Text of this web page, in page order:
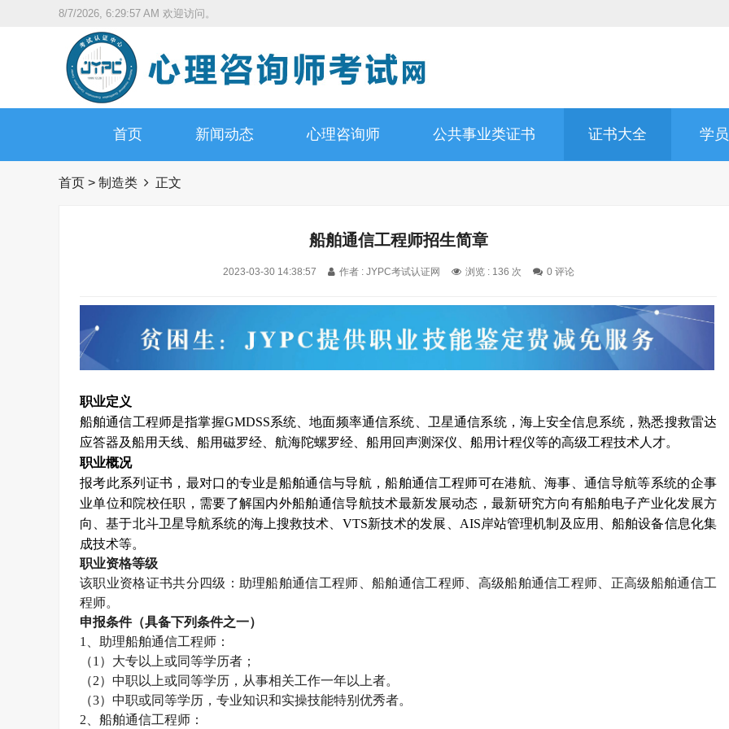
8/7/2026, 6:29:59 AM 欢迎访问。
首页 新闻动态 心理咨询师 公共事业类证书 证书大全 学
首页 > 制造类 正文
船舶通信工程师招生简章
2023-03-30 14:38:57 作者 : JYPC考试认证网 浏览 : 136 次 0 评论
职业定义
船舶通信工程师是指掌握GMDSS系统、地面频率通信系统、卫星通信系统，海上安全信息系统，熟悉搜救雷达
应答器及船用天线、船用磁罗经、航海陀螺罗经、船用回声测深仪、船用计程仪等的高级工程技术人才。
职业概况
报考此系列证书，最对口的专业是船舶通信与导航，船舶通信工程师可在港航、海事、通信导航等系统的企事
业单位和院校任职，需要了解国内外船舶通信导航技术最新发展动态，最新研究方向有船舶电子产业化发展方
向、基于北斗卫星导航系统的海上搜救技术、 VTS新技术的发展、 AIS岸站管理机制及应用、船舶设备信息化集
成技术等。
职业资格等级
该职业资格证书共分四级：助理船舶通信工程师、船舶通信工程师、高级船舶通信工程师、正高级船舶通信工
程师。
申报条件（具备下列条件之一）
1
、助理船舶通信工程师：
（1 ）大专以上或同等学历者；
（2）中职以上或同等学历，从事相关工作一年以上者。
（3）中职或同等学历，专业知识和实操技能特别优秀者。
2 、船舶通信工程师：